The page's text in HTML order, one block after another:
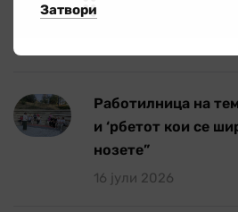
Повик за
Работилница на
и ‘рбетот кои се
нозете”
16 јули 2026
Затвори